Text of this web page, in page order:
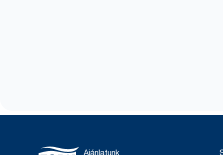
Ajánlatunk